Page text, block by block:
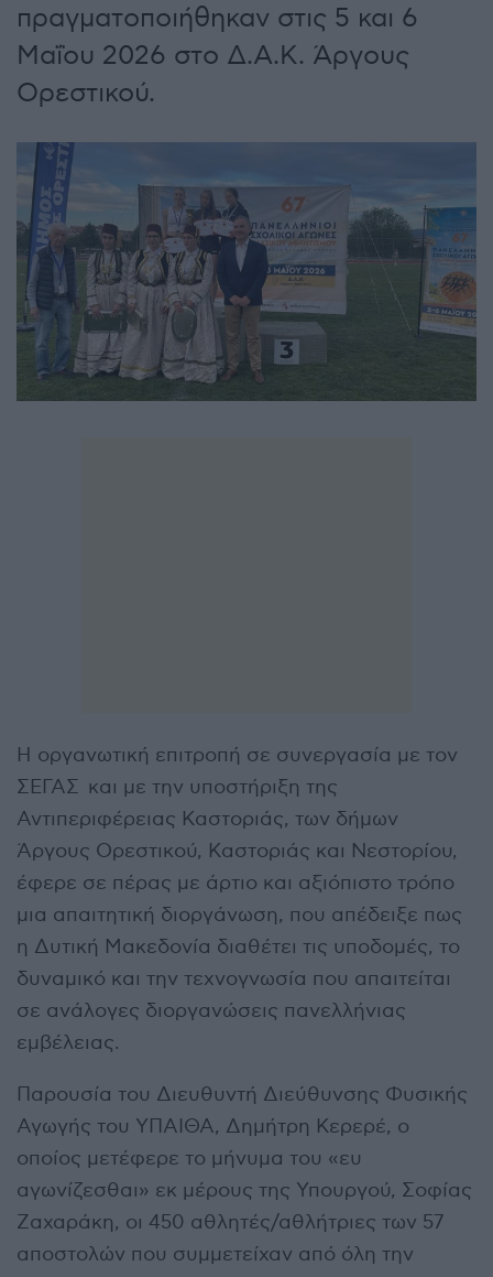
πραγματοποιήθηκαν στις 5 και 6
Μαΐου 2026 στο Δ.Α.Κ. Άργους
Ορεστικού.
Η οργανωτική επιτροπή σε συνεργασία με τον
ΣΕΓΑΣ και με την υποστήριξη της
Αντιπεριφέρειας Καστοριάς, των δήμων
Άργους Ορεστικού, Καστοριάς και Νεστορίου,
έφερε σε πέρας με άρτιο και αξιόπιστο τρόπο
μια απαιτητική διοργάνωση, που απέδειξε πως
η Δυτική Μακεδονία διαθέτει τις υποδομές, το
δυναμικό και την τεχνογνωσία που απαιτείται
σε ανάλογες διοργανώσεις πανελλήνιας
εμβέλειας.
Παρουσία του Διευθυντή Διεύθυνσης Φυσικής
Αγωγής του ΥΠΑΙΘΑ, Δημήτρη Κερερέ, ο
οποίος μετέφερε το μήνυμα του «ευ
αγωνίζεσθαι» εκ μέρους της Υπουργού, Σοφίας
Ζαχαράκη, οι 450 αθλητές/αθλήτριες των 57
αποστολών που συμμετείχαν από όλη την